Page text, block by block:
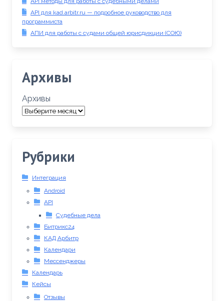
API для kad.arbitr.ru — подробное руководство для
программиста
АПИ для работы с судами общей юрисдикции (СОЮ)
Архивы
Архивы
Рубрики
Интеграция
Android
API
Судебные дела
Битрикс24
КАД Арбитр
Календари
Мессенджеры
Календарь
Кейсы
Отзывы